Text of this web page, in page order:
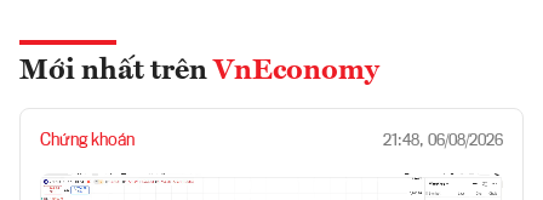
Mới nhất trên VnEconomy
Chứng khoán 21:48, 06/08/2026